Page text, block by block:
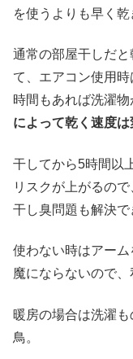
を使うよりも早く乾
通常の部屋干しだ
て、エアコン使用
時間もあれば洗濯物
によって乾く速度は
干してから5時間以
リスクが上がるの
干し臭問題も解決で
使わない時はアー
魔にならないので、
暖房の場合は洗濯
鳥。